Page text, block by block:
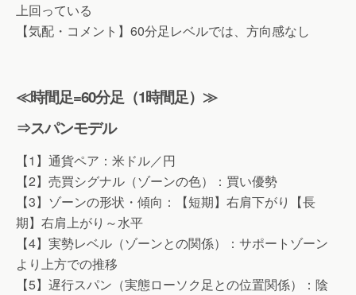
上回っている
【気配・コメント】60分足レベルでは、方向感なし
≪時間足=60分足（1時間足）≫
⇒スパンモデル
【1】通貨ペア：米ドル／円
【2】売買シグナル（ゾーンの色）：買い優勢
【3】ゾーンの形状・傾向：【短期】右肩下がり【長
期】右肩上がり～水平
【4】実勢レベル（ゾーンとの関係）：サポートゾーン
より上方での推移
【5】遅行スパン（実態ローソク足との位置関係）：陰